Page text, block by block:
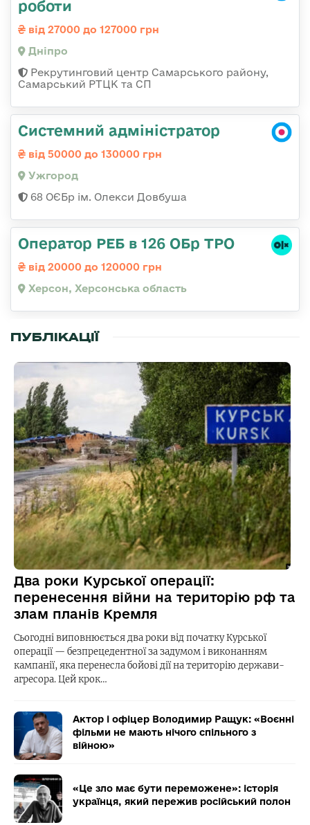
роботи
від 27000 до 127000 грн
Дніпро
Рекрутинговий центр Самарського району,
Самарський РТЦК та СП
Системний адміністратор
від 50000 до 130000 грн
Ужгород
68 ОЄБр ім. Олекси Довбуша
Оператор РЕБ в 126 ОБр ТРО
від 20000 до 120000 грн
Херсон, Херсонська область
ПУБЛІКАЦІЇ
Два роки Курської операції:
перенесення війни на територію рф та
злам планів Кремля
Сьогодні виповнюється два роки від початку Курської
операції — безпрецедентної за задумом і виконанням
кампанії, яка перенесла бойові дії на територію держави-
агресора. Цей крок…
Актор і офіцер Володимир Ращук: «Воєнні
фільми не мають нічого спільного з
війною»
«Це зло має бути переможене»: історія
українця, який пережив російський полон